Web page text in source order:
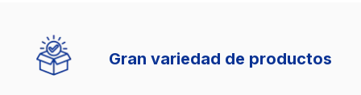
Gran variedad de productos